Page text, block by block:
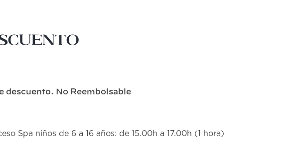
descuento. No Reembolsable
Spa niños de 6 a 16 años: de 15.00h a 17.00h (1 hora)